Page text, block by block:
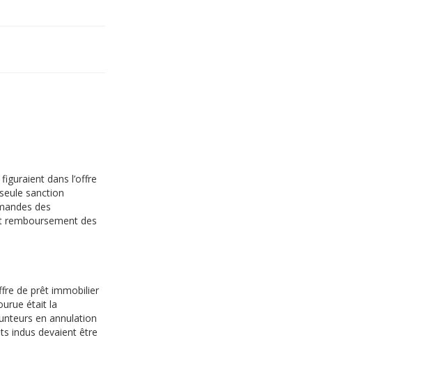
dans l’offre
sanction
des
remboursement des
de prêt immobilier
était la
en annulation
indus devaient être